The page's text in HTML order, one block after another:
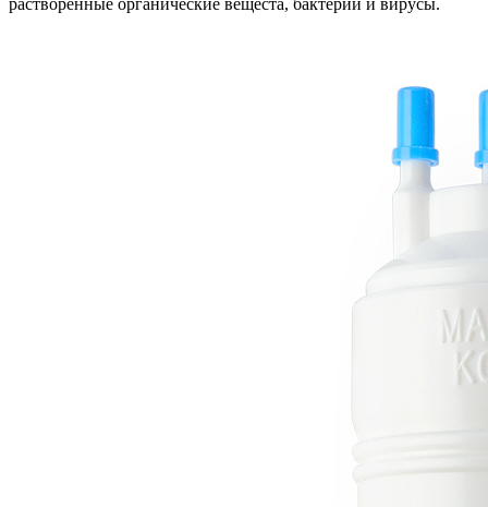
растворенные органические вещеста, бактерии и вирусы.